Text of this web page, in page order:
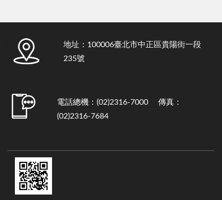
地址：100006臺北市中正區貴陽街一段
235號
電話總機：(02)2316-7000 傳真：
(02)2316-7684